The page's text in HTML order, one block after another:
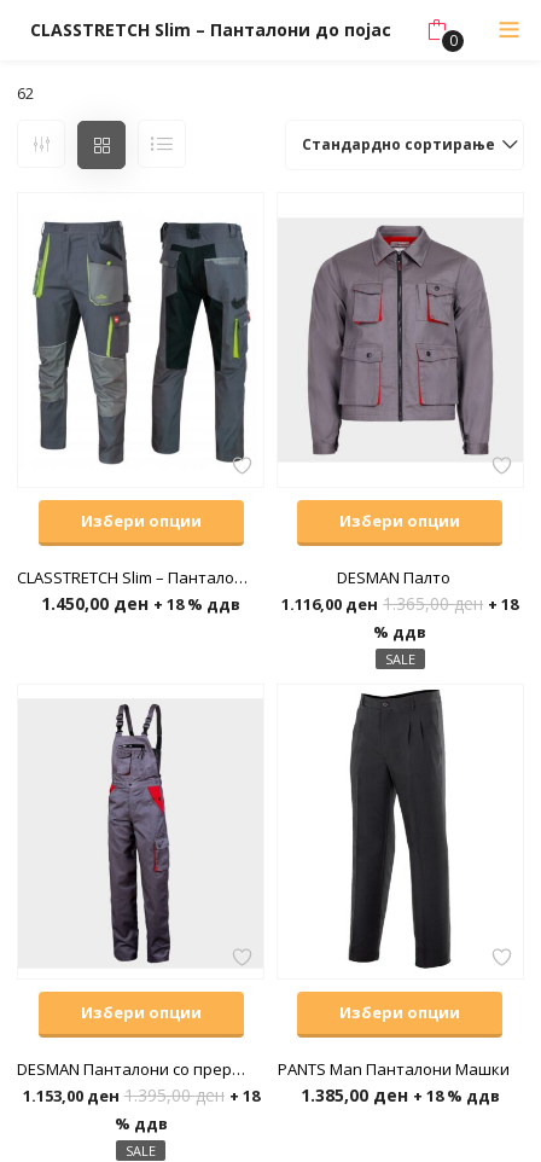
CLASSTRETCH Slim – Панталони до појас 0
62
Стандардно сортирање
Избери опции
CLASSTRETCH Slim – Панталони до појас
1.450,00 ден + 18 % ддв
Избери опции
DESMAN Палто
1.116,00 ден 1.365,00ден + 18
% ддв
SALE
Избери опции
DESMAN Панталони со прерамки
1.153,00 ден 1.395,00ден + 18
% ддв
SALE
Избери опции
PANTS Man Панталони Машки
1.385,00 ден + 18 % ддв